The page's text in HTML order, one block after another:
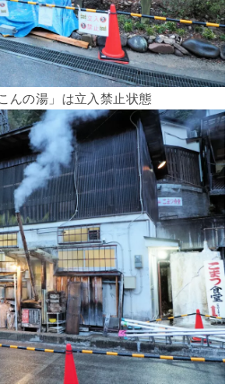
んの湯」は立入禁止状態